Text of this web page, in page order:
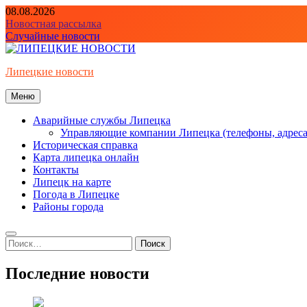
Перейти
к
содержимому
08.08.2026
Новостная рассылка
Случайные новости
Липецкие новости
Меню
Аварийные службы Липецка
Управляющие компании Липецка (телефоны,
Историческая справка
Карта липецка онлайн
Контакты
Липецк на карте
Погода в Липецке
Районы города
Найти:
Последние новости